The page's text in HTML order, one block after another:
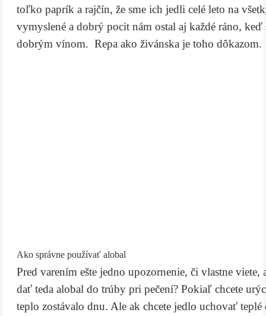
toľko paprík a rajčín, že sme ich jedli celé leto na
vymyslené a dobrý pocit nám ostal aj každé ráno,
dobrým vínom. Repa ako živánska je toho dôkazom.
Ako správne používať alobal
Pred varením ešte jedno upozornenie, či vlastne
dať teda alobal do trúby pri pečení? Pokiaľ chcete
teplo zostávalo dnu. Ale ak chcete jedlo uchovať